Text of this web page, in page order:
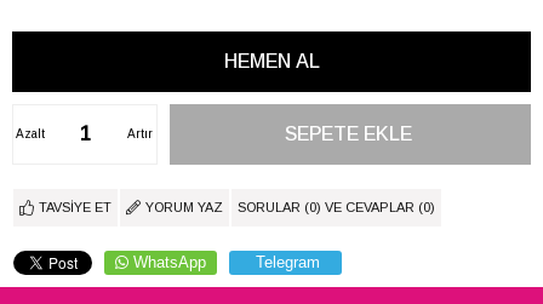
Artır
Azalt
TAVSIYE ET YORUM YAZ SORULAR (0) VE CEVAPLAR (0)
WhatsApp Telegram